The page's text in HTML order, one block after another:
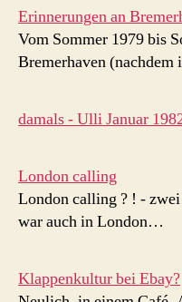
Erinnerungen an
Vom Sommer 1979 bis
Bremerhaven
damals - Ulli Januar
London calling
London calling ? ! -
war auch in London…
Klappenkultur bei Ebay?